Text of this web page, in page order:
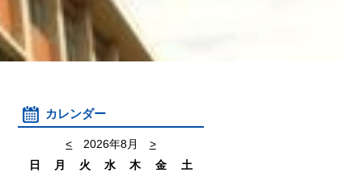
カレンダー
< 2026年8月
>
日
月 火 水 木 金
土